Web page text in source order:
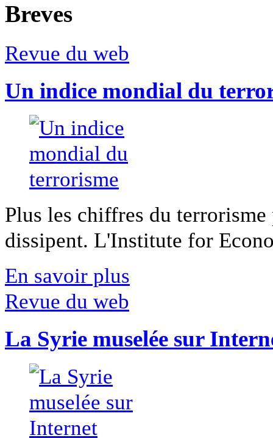
Breves
Revue du web
Un indice mondial du
Plus les chiffres du
dissipent. L'Institute for
En savoir plus
Revue du web
La Syrie muselée sur